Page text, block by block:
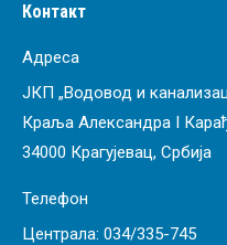
Контакт
Адреса
ЈКП „Водовод и
Краља Александра I
34000 Крагујевац, Србија
Телефон
Централа: 034/335-745